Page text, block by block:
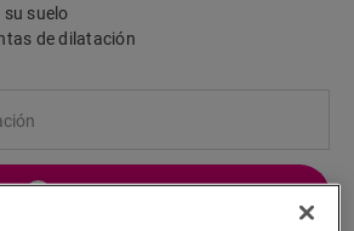
su suelo
de dilatación